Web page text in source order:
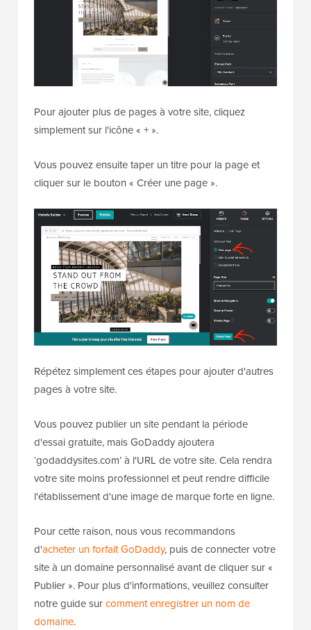
Pour ajouter plus de pages à votre site, cliquez
simplement sur l'icône « + ».
Vous pouvez ensuite taper un titre pour la page et
cliquer sur le bouton « Créer une page ».
Répétez simplement ces étapes pour ajouter d'autres
pages à votre site.
Vous pouvez publier un site pendant la période
d'essai gratuite, mais GoDaddy ajoutera
‘godaddysites.com’ à l'URL de votre site. Cela rendra
votre site moins professionnel et peut rendre difficile
l'établissement d'une image de marque forte en ligne.
Pour cette raison, nous vous recommandons
d'acheter un forfait GoDaddy, puis de connecter votre
site à un domaine personnalisé avant de cliquer sur «
Publier ». Pour plus d'informations, veuillez consulter
notre guide surcomment enregistrer un nom de
domaine.